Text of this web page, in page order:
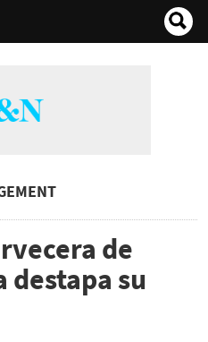
de
su